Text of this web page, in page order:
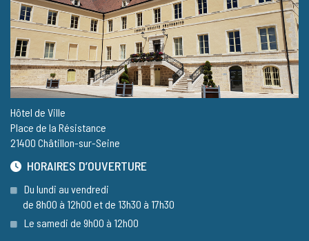
Hôtel de Ville
Place de la Résistance
21400 Châtillon-sur-Seine
HORAIRES D’OUVERTURE
Du lundi au vendredi
de 8h00 à 12h00 et de 13h30 à 17h30
Le samedi de 9h00 à 12h00